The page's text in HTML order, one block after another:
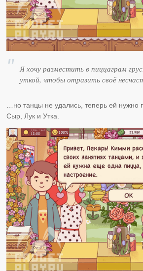
Я хочу разместить в пиццаграм
уткой, чтобы отразить своё
…но танцы не удались, теперь ей нужно
Сыр, Лук и Утка.